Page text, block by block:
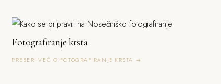
Fotografiranje krsta
PREBERI VEČ O FOTOGRAFIRANJE KRSTA →